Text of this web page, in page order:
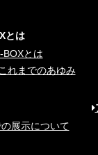
とは
BOXとは
れまでのあゆみ
展示について